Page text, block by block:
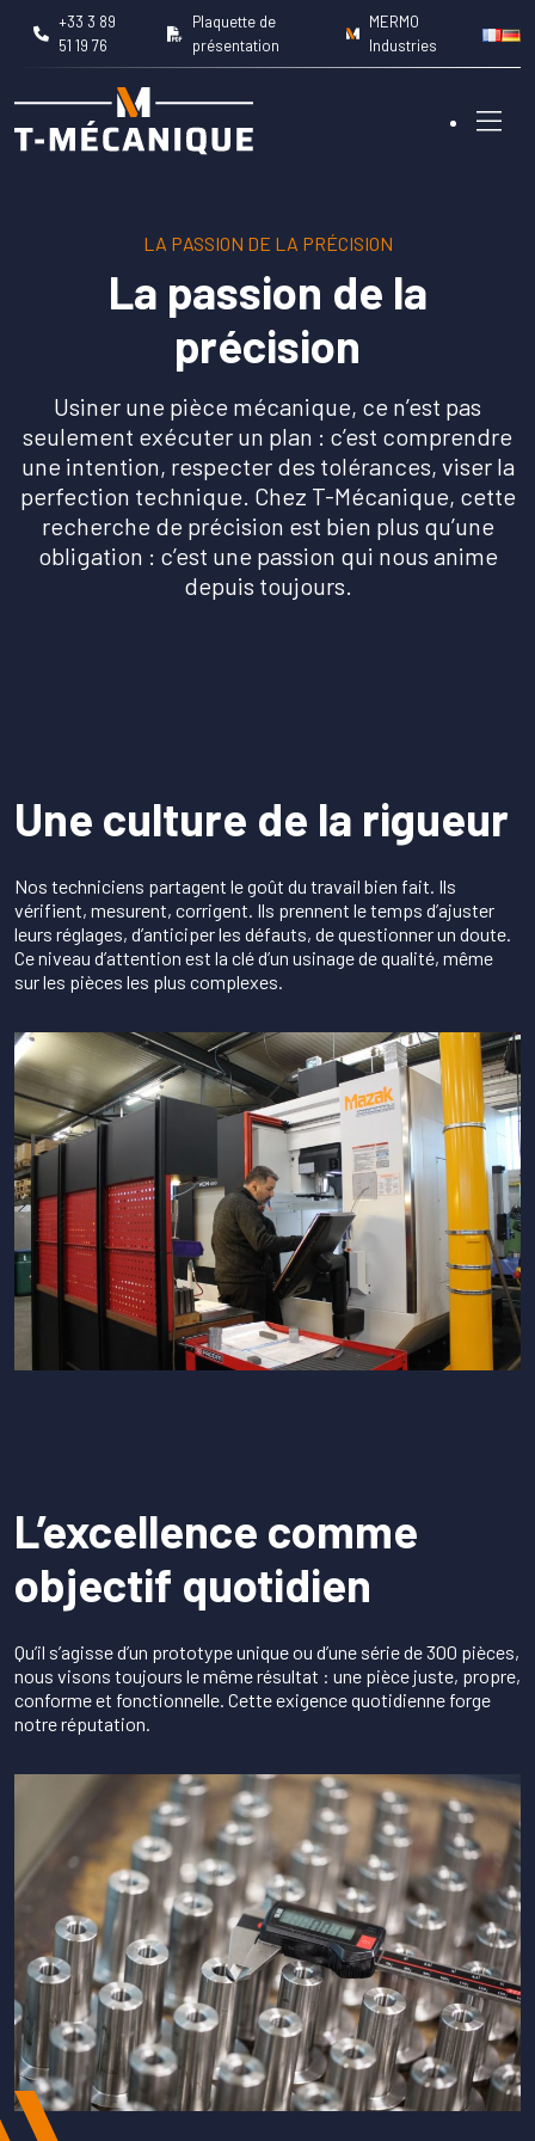
+33 3 89
51 19 76
Plaquette de
présentation
MERMO
Industries
Capacités machines
Domaines d’intervention
Réalisations
Qualité & engagements
LA PASSION DE LA PRÉCISION
La passion de la
précision
Usiner une pièce mécanique, ce n’est pas
seulement exécuter un plan : c’est comprendre
une intention, respecter des tolérances, viser la
perfection technique. Chez T-Mécanique, cette
recherche de précision est bien plus qu’une
obligation : c’est une passion qui nous anime
depuis toujours.
Une culture de la rigueur
Nos techniciens partagent le goût du travail bien fait. Ils
vérifient, mesurent, corrigent. Ils prennent le temps d’ajuster
leurs réglages, d’anticiper les défauts, de questionner un doute.
Ce niveau d’attention est la clé d’un usinage de qualité, même
sur les pièces les plus complexes.
L’excellence comme
objectif quotidien
Qu’il s’agisse d’un prototype unique ou d’une série de 300 pièces,
nous visons toujours le même résultat : une pièce juste, propre,
conforme et fonctionnelle. Cette exigence quotidienne forge
notre réputation.